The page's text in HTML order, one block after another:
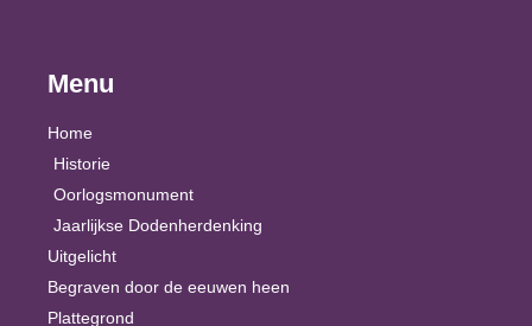
Menu
Home
Historie
Oorlogsmonument
Jaarlijkse Dodenherdenking
Uitgelicht
Begraven door de eeuwen heen
Plattegrond